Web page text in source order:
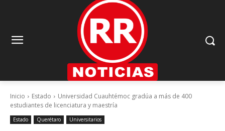
Inicio Estado
Universidad Cuauhtémoc gradúa a más de 400
estudiantes de licenciatura y maestría
Estado Querétaro Universitarios